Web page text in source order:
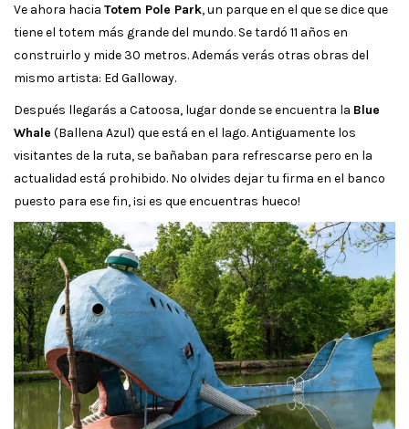
Ve ahora hacia Totem Pole Park, un parque en el que se dice que
tiene el totem más grande del mundo. Se tardó 11 años en
construirlo y mide 30 metros. Además verás otras obras del
mismo artista: Ed Galloway.
Después llegarás a Catoosa, lugar donde se encuentra la Blue
Whale (Ballena Azul) que está en el lago. Antiguamente los
visitantes de la ruta, se bañaban para refrescarse pero en la
actualidad está prohibido. No olvides dejar tu firma en el banco
puesto para ese fin, ¡si es que encuentras hueco!